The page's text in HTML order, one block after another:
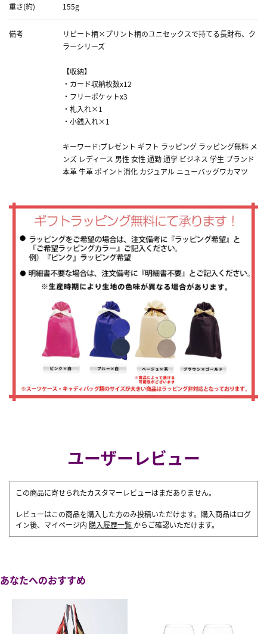
重さ(約) 155g
備考
リピート柄×プリント柄のユニセックスで持てる長財布、ク
ラーシリーズ
【収納】
・カード収納枚数x12
・フリーポケットx3
・札入れ×1
・小銭入れ×1
キーワード:プレゼント ギフト ラッピング ラッピング無料 メ
ンズ レディース 男性 女性 通勤 通学 ビジネス 学生 ブランド
本革 牛革 ポイント消化 カジュアル ニューバッグワカマツ
ユーザーレビュー
この商品に寄せられたカスタマーレビューはまだありません。
レビューはこの商品を購入した方のみ投稿いただけます。購入商品はログ
イン後、マイページ内 購入履歴一覧 からご確認いただけます。
あなたへのおすすめ